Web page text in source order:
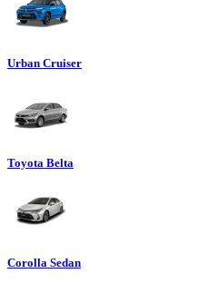
Urban Cruiser
Toyota Belta
Corolla Sedan